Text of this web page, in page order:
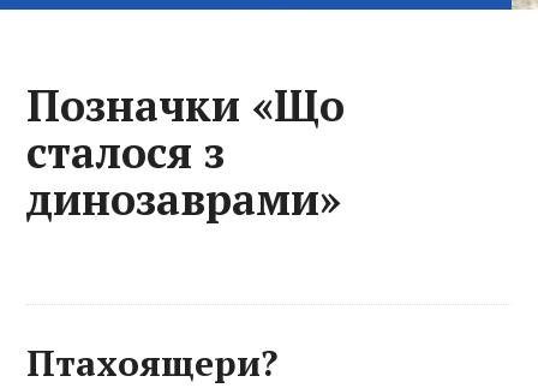
Позначки «Що
сталося з
динозаврами»
Птахоящери?